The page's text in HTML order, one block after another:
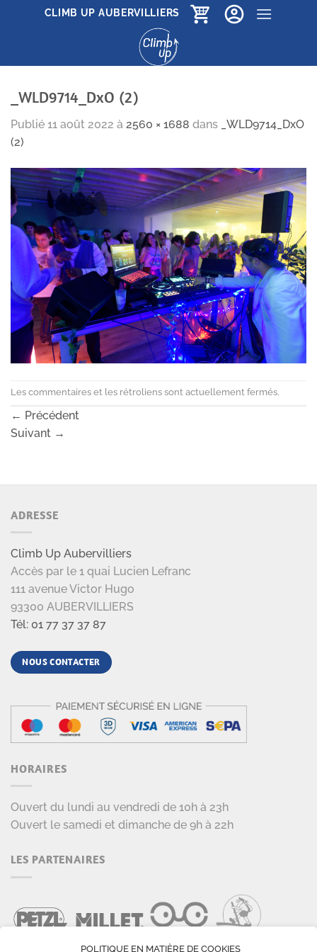
CLIMB UP AUBERVILLIERS
_WLD9714_DxO (2)
Publié 11 août 2022 à 2560 × 1688 dans
_WLD9714_DxO
(2)
Les commentaires et les rétroliens sont actuellement fermés.
← Précédent
Suivant →
ADRESSE
Climb Up Aubervilliers
Accès par le 1 quai Lucien Lefranc
111 avenue Victor Hugo
93300 AUBERVILLIERS
Tél: 01 77 37 37 87
NOUS CONTACTER
HORAIRES
Ouvert du lundi au vendredi de 10h à 23h
Ouvert le samedi et dimanche de 9h à 22h
LES PARTENAIRES
POLITIQUE EN MATIÈRE DE COOKIES